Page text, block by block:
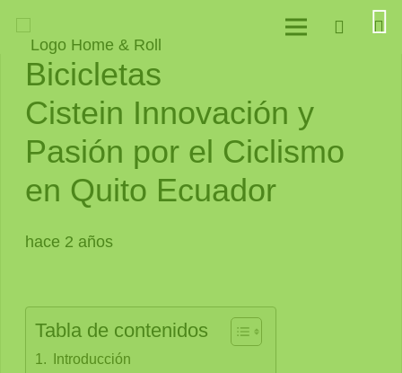
Bicicletas
Cistein Innovación y
Pasión por el Ciclismo
en Quito Ecuador
hace 2 años
Tabla de contenidos
Introducción